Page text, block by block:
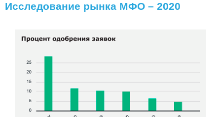
Исследование рынка МФО – 2020